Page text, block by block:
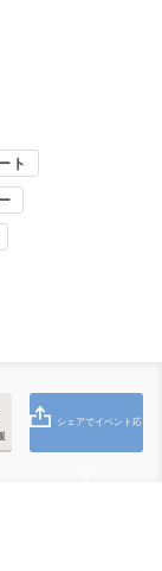
ト
シェアでイベント応